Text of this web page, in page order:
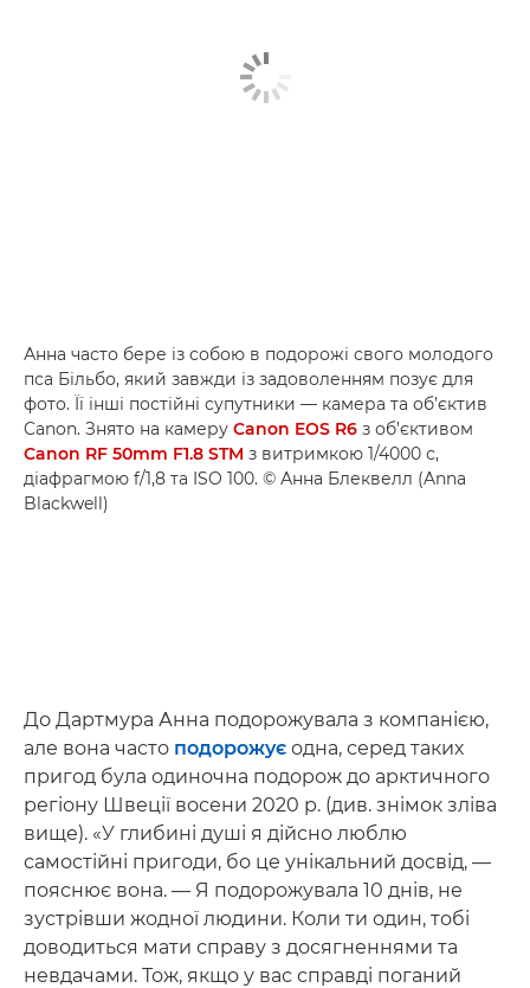
Анна часто бере із собою в подорожі свого молодого
пса Більбо, який завжди із задоволенням позує для
фото. Її інші постійні супутники — камера та об’єктив
Canon. Знято на камеру Canon EOS R6 з об’єктивом
Canon RF 50mm F1.8 STM з витримкою 1/4000 с,
діафрагмою f/1,8 та ISO 100. © Анна Блеквелл (Anna
Blackwell)
До Дартмура Анна подорожувала з компанією,
але вона часто подорожує одна, серед таких
пригод була одиночна подорож до арктичного
регіону Швеції восени 2020 р. (див. знімок зліва
вище). «У глибині душі я дійсно люблю
самостійні пригоди, бо це унікальний досвід, —
пояснює вона. — Я подорожувала 10 днів, не
зустрівши жодної людини. Коли ти один, тобі
доводиться мати справу з досягненнями та
невдачами. Тож, якщо у вас справді поганий